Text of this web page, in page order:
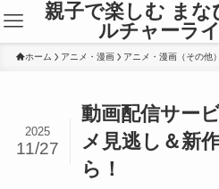
親子で楽しむ まな
ルチャーラ
ホーム アニメ・漫画 アニメ・漫画（その他）
動画配信サー
メ見逃し＆新
ら！
2025
11/27